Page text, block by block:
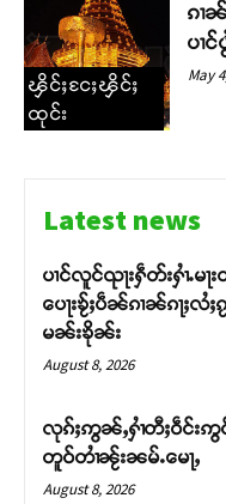
ၾိင်ႈငႄႈၾိင်ႈ
ထုင်း
ၵၢ
ပၢ
May
Latest news
ပၢင်လူင်ၺႃးႁဵတ်းႁၢႆႉမႃး
ပေႃးၶႂ်ႈပဵၼ်ၵၢၼ်ၵႃႈလႆႈၵႂ
မၼ်းၶိုၼ်း
August 8, 2026
လုၵ်ႈဢွၼ်ႇႁၢႆတီႈဝဵင်းဢွ
တူဝ်တၢႆၼႂ်းၼမ်ႉမေႃႇ
August 8, 2026